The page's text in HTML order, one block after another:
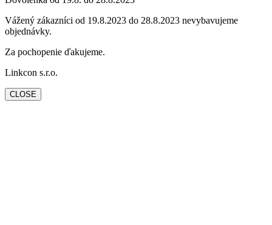
Vážený zákazníci od 19.8.2023 do 28.8.2023 nevybavujeme
objednávky.
Za pochopenie ďakujeme.
Linkcon s.r.o.
CLOSE